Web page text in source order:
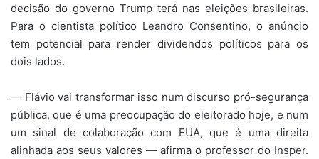
decisão do governo Trump terá nas eleições brasileiras.
Para o cientista político Leandro Consentino, o anúncio
tem potencial para render dividendos políticos para os
dois lados.
— Flávio vai transformar isso num discurso pró-segurança
pública, que é uma preocupação do eleitorado hoje, e num
um sinal de colaboração com EUA, que é uma direita
alinhada aos seus valores — afirma o professor do Insper.